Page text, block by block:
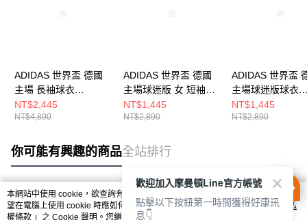
ADIDAS 世界盃 德國
主場 長袖球衣
JM1336
NT$2,445
NT$4,890
ADIDAS 世界盃 德國
主場球迷版 女 短袖球
衣 JZ4559
NT$1,445
NT$2,890
ADIDAS 世界盃
主場球迷版球衣
KD8363
NT$1,445
NT$2,890
你可能有興趣的商品全站排行
熱門標籤
本網站中使用 cookie，欲查詢有關本網站使用 cookie 方式之詳情，及若您不希
望在電腦上使用 cookie 時應如何變更電腦的 cookie 設定，請參閱本網站「
隱私
權條款 」之 Cookie 聲明。您繼續使用本網站即表示您同意本公司得按本網站使
歡迎加入摩曼頓Line官方帳號
點擊以下按鈕第一時間獲得好康訊
息👇